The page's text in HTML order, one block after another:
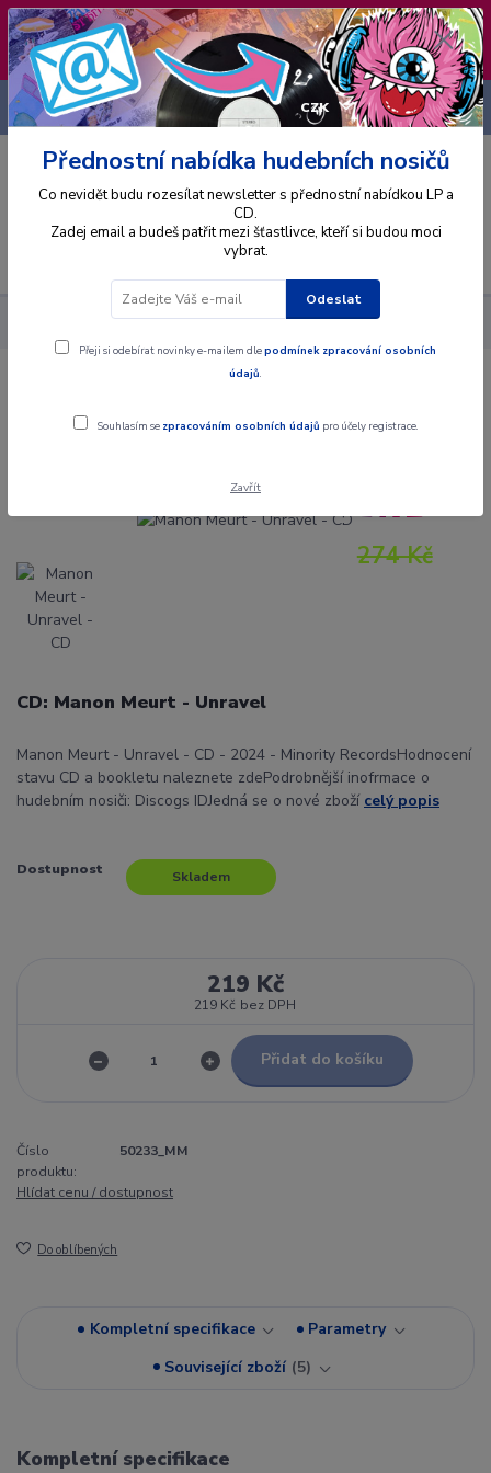
❣️ Od 4.8. do 13.8. čerpám dovolenou. Datum
expedice objednávek se posouvá na pátek
14.8.2026 🐋
CZK
+420 725 736 293
(Po-Pá, 8 - 16 hod.)
CD Manon Meurt - Unravel - CD
274 Kč
- 20 %
CD: Manon Meurt - Unravel
Manon Meurt - Unravel - CD - 2024 - Minority RecordsHodnocení
stavu CD a bookletu naleznete zdePodrobnější inofrmace o
hudebním nosiči: Discogs IDJedná se o nové zboží celý popis
Dostupnost Skladem
219 Kč
219 Kč bez DPH
Přidat do košíku
Číslo
produktu:
50233_MM
Hlídat cenu / dostupnost
Do oblíbených
Kompletní specifikace
Parametry
Související zboží 5
Kompletní specifikace
Přednostní nabídka hudebních nosičů
Co nevidět budu rozesílat newsletter s přednostní nabídkou LP a
CD.
Zadej email a budeš patřit mezi šťastlivce, kteří si budou moci
vybrat.
Odeslat
Přeji si odebírat novinky e-mailem dlepodmínek zpracování osobních
údajů.
Souhlasím se zpracováním osobních údajů pro účely registrace.
Zavřít